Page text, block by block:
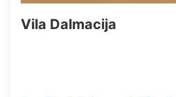
Vila Dalmacija